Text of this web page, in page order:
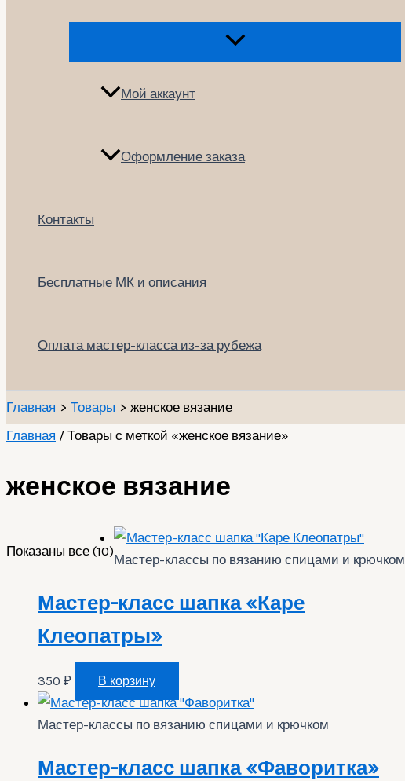
Переключатель
Мой аккаунт
Оформление заказа
Контакты
Бесплатные МК и описания
Оплата мастер-класса из-за рубежа
Главная Товары
женское вязание
Главная / Товары с меткой «женское вязание»
женское вязание
Показаны все (10) Сортировка:
Мастер-классы по вязанию спицами и крючком
Мастер-класс шапка «Каре
Клеопатры»
350 ₽ В корзину
Мастер-классы по вязанию спицами и крючком
Мастер-класс шапка «Фаворитка»